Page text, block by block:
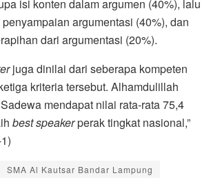
isi konten dalam argumen (40%), lalu
argumentasi (40%), dan
dari argumentasi (20%).
juga dinilai dari seberapa kompeten
kriteria tersebut. Alhamdulillah
mendapat nilai rata-rata 75,4
best speakerperak tingkat nasional,”
SMA Al Kautsar Bandar Lampung